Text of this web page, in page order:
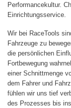
Performancekultur.
Einrichtungsservice.
Wir bei RaceTools
Fahrzeuge zu
die persönlichen
Fortbewegung
einer Schnittmenge
dem Fahrer und
fühlen wir uns tief
des Prozesses bis